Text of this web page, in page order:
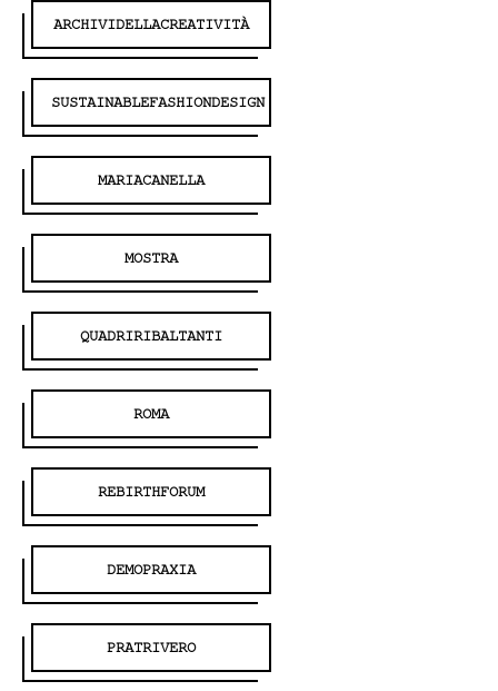
ARCHIVIDELLACREATIVITÀ
SUSTAINABLEFASHIONDESIGN
MARIACANELLA
MOSTRA
QUADRIRIBALTANTI
ROMA
REBIRTHFORUM
DEMOPRAXIA
PRATRIVERO